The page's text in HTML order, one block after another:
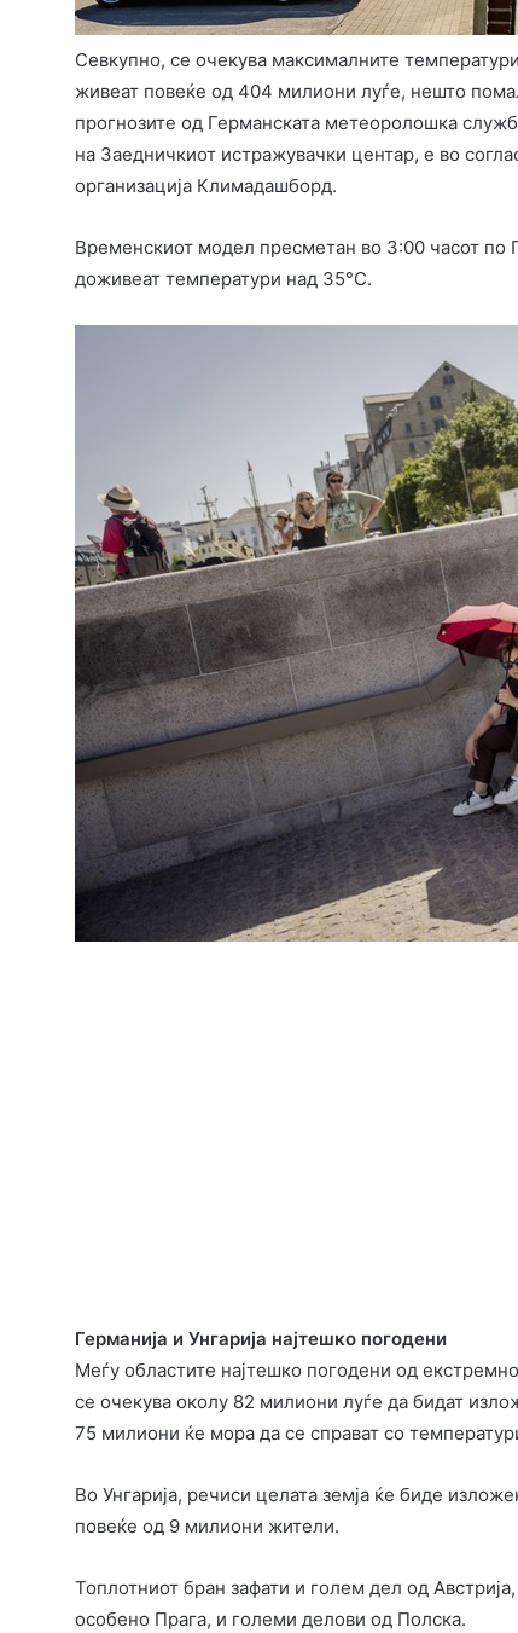
Севкупно, се очекува максималните
живеат повеќе од 404 милиони луѓе, нешто
прогнозите од Германската метеоролошка
на Заедничкиот истражувачки центар, е во
организација Климадашборд.
Временскиот модел пресметан во 3:00 часот по
доживеат температури над 35°C.
Германија и Унгарија најтешко погодени
Меѓу областите најтешко погодени од
се очекува околу 82 милиони луѓе да бидат
75 милиони ќе мора да се справат со
Во Унгарија, речиси целата земја ќе биде
повеќе од 9 милиони жители.
Топлотниот бран зафати и голем дел од
особено Прага, и големи делови од Полска.